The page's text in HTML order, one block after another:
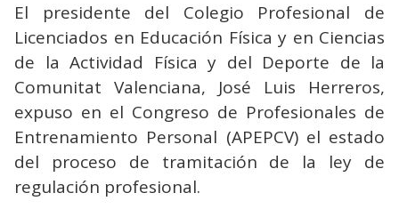
El presidente del Colegio Profesional de
Licenciados en Educación Física y en Ciencias
de la Actividad Física y del Deporte de la
Comunitat Valenciana, José Luis Herreros,
expuso en el Congreso de Profesionales de
Entrenamiento Personal (APEPCV) el estado
del proceso de tramitación de la ley de
regulación profesional.